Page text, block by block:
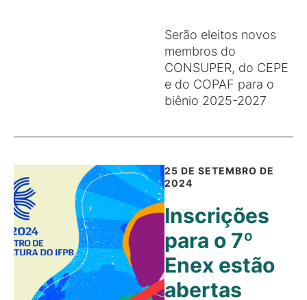
Serão eleitos novos
membros do
CONSUPER, do CEPE
e do COPAF para o
biênio 2025-2027
25 DE SETEMBRO DE
2024
Inscrições
para o 7º
Enex estão
abertas